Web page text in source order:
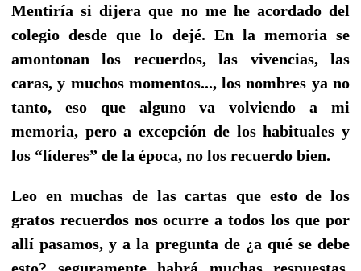
Mentiría si dijera que no me he acordado del
colegio desde que lo dejé. En la memoria se
amontonan los recuerdos, las vivencias, las
caras, y muchos momentos..., los nombres ya no
tanto, eso que alguno va volviendo a mi
memoria, pero a excepción de los habituales y
los “líderes” de la época, no los recuerdo bien.
Leo en muchas de las cartas que esto de los
gratos recuerdos nos ocurre a todos los que por
allí pasamos, y a la pregunta de ¿a qué se debe